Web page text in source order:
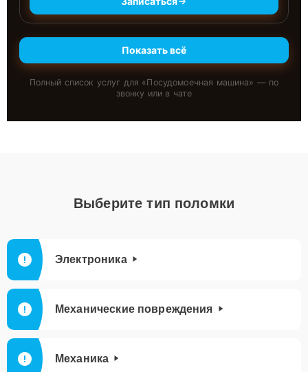
Показать всё
Полный список услуг для «Посудомоечная машина» — по
звонку или в чате
Выберите тип поломки
Электроника
Механические повреждения
Механика